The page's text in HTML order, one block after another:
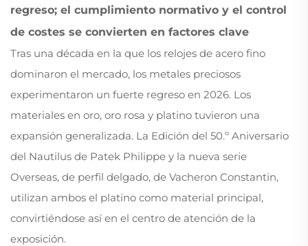
regreso; el cumplimiento normativo y el control
de costes se convierten en factores clave
Tras una década en la que los relojes de acero fino
dominaron el mercado, los metales preciosos
experimentaron un fuerte regreso en 2026. Los
materiales en oro, oro rosa y platino tuvieron una
expansión generalizada. La Edición del 50.º Aniversario
del Nautilus de Patek Philippe y la nueva serie
Overseas, de perfil delgado, de Vacheron Constantin,
utilizan ambos el platino como material principal,
convirtiéndose así en el centro de atención de la
exposición.